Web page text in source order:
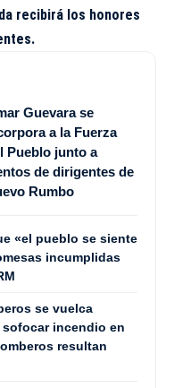
recibirá los honores
Guevara se
a la Fuerza
Pueblo junto a
de dirigentes de
Rumbo
«el pueblo se siente
incumplidas
se vuelca
incendio en
resultan